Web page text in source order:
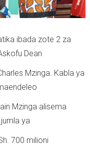
ibada zote 2 za
Dean
Mzinga. Kabla ya
Mzinga alisema
ya
700 milioni